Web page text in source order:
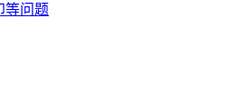
等问题